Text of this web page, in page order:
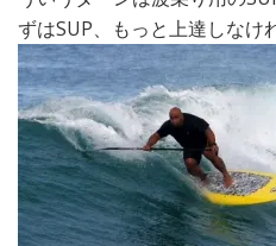
ずはSUP、もっと上達しなけ